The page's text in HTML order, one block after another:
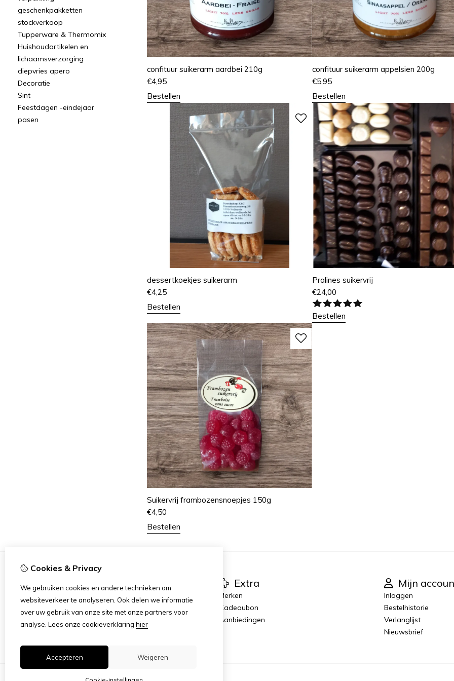
geschenkpakketten
stockverkoop
Tupperware & Thermomix
Huishoudartikelen en
lichaamsverzorging
diepvries apero
Decoratie
Sint
Feestdagen -eindejaar
pasen
confituur suikerarm aardbei 210g
€4,95
Bestellen
confituur suikerarm appelsien 200g
€5,95
Bestellen
dessertkoekjes suikerarm
€4,25
Bestellen
Pralines suikervrij
€24,00
Bestellen
Suikervrij frambozensnoepjes 150g
€4,50
Bestellen
Informatie
Over ons
Verzending
Disclaimer
Extra
Merken
Cadeaubon
Aanbiedingen
Mijn
Inloggen
Bestelhistorie
Verlanglijst
Nieuwsbrief
Cookies & Privacy
We gebruiken cookies en andere technieken om
websiteverkeer te analyseren. Ook delen we informatie
over uw gebruik van onze site met onze partners voor
analyse. Lees onze cookieverklaring hier
Accepteren Weigeren